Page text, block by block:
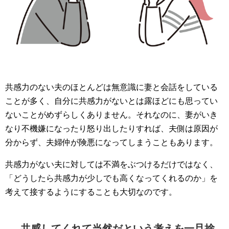
共感力のない夫のほとんどは無意識に妻と会話をしている
ことが多く、自分に共感力がないとは露ほどにも思ってい
ないことがめずらしくありません。それなのに、妻がいき
なり不機嫌になったり怒り出したりすれば、夫側は原因が
分からず、夫婦仲が険悪になってしまうこともあります。
共感力がない夫に対しては不満をぶつけるだけではなく、
「どうしたら共感力が少しでも高くなってくれるのか」を
考えて接するようにすることも大切なのです。